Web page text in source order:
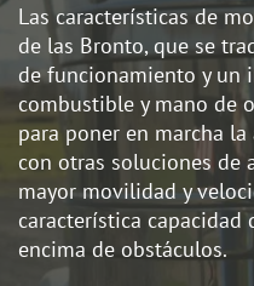
Las características de
de las Bronto, que se
de funcionamiento y un
combustible y mano de
para poner en marcha
con otras soluciones de
mayor movilidad y
característica
encima de obstáculos.